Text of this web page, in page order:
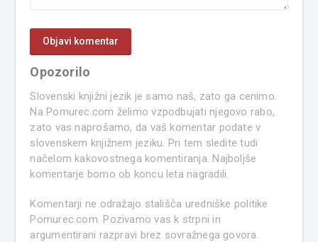
Opozorilo
Slovenski knjižni jezik je samo naš, zato ga cenimo.
Na Pomurec.com želimo vzpodbujati njegovo rabo,
zato vas naprošamo, da vaš komentar podate v
slovenskem knjižnem jeziku. Pri tem sledite tudi
načelom kakovostnega komentiranja. Najboljše
komentarje bomo ob koncu leta nagradili.
Komentarji ne odražajo stališča uredniške politike
Pomurec.com. Pozivamo vas k strpni in
argumentirani razpravi brez sovražnega govora.